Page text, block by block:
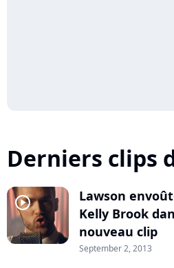
Derniers clips
player2
Lawson
Kelly Brook
nouveau clip
September 2, 2013